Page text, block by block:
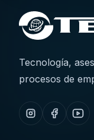
Tecnología,
procesos de